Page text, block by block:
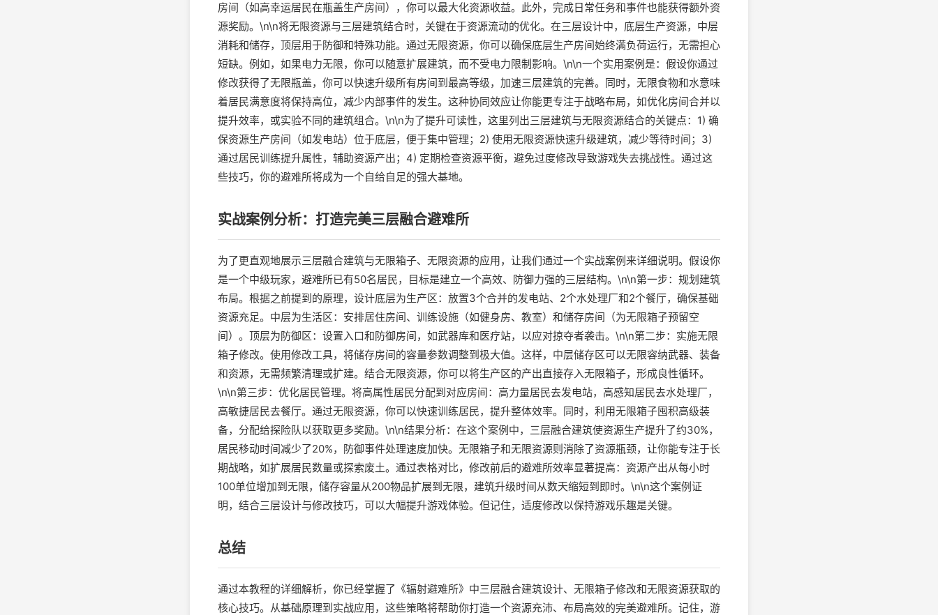
房间（如高幸运居民在瓶盖生产房间），你可以最大化资源收益。此外，完成日常任务和事件也能获得额外资
源奖励。\n\n将无限资源与三层建筑结合时，关键在于资源流动的优化。在三层设计中，底层生产资源，中层
消耗和储存，顶层用于防御和特殊功能。通过无限资源，你可以确保底层生产房间始终满负荷运行，无需担心
短缺。例如，如果电力无限，你可以随意扩展建筑，而不受电力限制影响。\n\n一个实用案例是：假设你通过
修改获得了无限瓶盖，你可以快速升级所有房间到最高等级，加速三层建筑的完善。同时，无限食物和水意味
着居民满意度将保持高位，减少内部事件的发生。这种协同效应让你能更专注于战略布局，如优化房间合并以
提升效率，或实验不同的建筑组合。\n\n为了提升可读性，这里列出三层建筑与无限资源结合的关键点：1) 确
保资源生产房间（如发电站）位于底层，便于集中管理；2) 使用无限资源快速升级建筑，减少等待时间；3)
通过居民训练提升属性，辅助资源产出；4) 定期检查资源平衡，避免过度修改导致游戏失去挑战性。通过这
些技巧，你的避难所将成为一个自给自足的强大基地。
实战案例分析：打造完美三层融合避难所
为了更直观地展示三层融合建筑与无限箱子、无限资源的应用，让我们通过一个实战案例来详细说明。假设你
是一个中级玩家，避难所已有50名居民，目标是建立一个高效、防御力强的三层结构。\n\n第一步：规划建筑
布局。根据之前提到的原理，设计底层为生产区：放置3个合并的发电站、2个水处理厂和2个餐厅，确保基础
资源充足。中层为生活区：安排居住房间、训练设施（如健身房、教室）和储存房间（为无限箱子预留空
间）。顶层为防御区：设置入口和防御房间，如武器库和医疗站，以应对掠夺者袭击。\n\n第二步：实施无限
箱子修改。使用修改工具，将储存房间的容量参数调整到极大值。这样，中层储存区可以无限容纳武器、装备
和资源，无需频繁清理或扩建。结合无限资源，你可以将生产区的产出直接存入无限箱子，形成良性循环。
\n\n第三步：优化居民管理。将高属性居民分配到对应房间：高力量居民去发电站，高感知居民去水处理厂，
高敏捷居民去餐厅。通过无限资源，你可以快速训练居民，提升整体效率。同时，利用无限箱子囤积高级装
备，分配给探险队以获取更多奖励。\n\n结果分析：在这个案例中，三层融合建筑使资源生产提升了约30%，
居民移动时间减少了20%，防御事件处理速度加快。无限箱子和无限资源则消除了资源瓶颈，让你能专注于长
期战略，如扩展居民数量或探索废土。通过表格对比，修改前后的避难所效率显著提高：资源产出从每小时
100单位增加到无限，储存容量从200物品扩展到无限，建筑升级时间从数天缩短到即时。\n\n这个案例证
明，结合三层设计与修改技巧，可以大幅提升游戏体验。但记住，适度修改以保持游戏乐趣是关键。
总结
通过本教程的详细解析，你已经掌握了《辐射避难所》中三层融合建筑设计、无限箱子修改和无限资源获取的
核心技巧。从基础原理到实战应用，这些策略将帮助你打造一个资源充沛、布局高效的完美避难所。记住，游